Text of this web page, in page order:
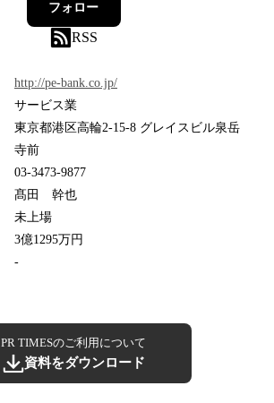
フォロー
RSS
http://pe-bank.co.jp/
サービス業
東京都港区高輪2-15-8 グレイスビル泉岳
寺前
03-3473-9877
髙田 幹也
未上場
3億1295万円
-
PR TIMESのご利用について
資料をダウンロード